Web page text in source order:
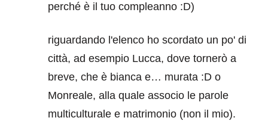
perché è il tuo compleanno :D)
riguardando l'elenco ho scordato un po' di
città, ad esempio Lucca, dove tornerò a
breve, che è bianca e… murata :D o
Monreale, alla quale associo le parole
multiculturale e matrimonio (non il mio).